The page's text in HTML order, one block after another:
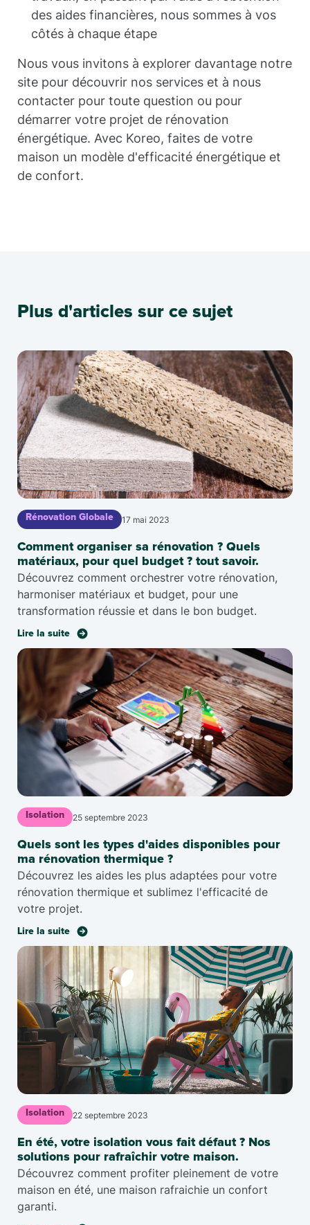
des aides financières, nous sommes à vos
côtés à chaque étape
Nous vous invitons à explorer davantage notre
site pour découvrir nos services et à nous
contacter pour toute question ou pour
démarrer votre projet de rénovation
énergétique. Avec Koreo, faites de votre
maison un modèle d'efficacité énergétique et
de confort.
Plus d'articles sur ce sujet
Rénovation Globale 17 mai 2023
Comment organiser sa rénovation ? Quels
matériaux, pour quel budget ? tout savoir.
Découvrez comment orchestrer votre rénovation,
harmoniser matériaux et budget, pour une
transformation réussie et dans le bon budget.
Lire la suite
Isolation 25 septembre 2023
Quels sont les types d'aides disponibles pour
ma rénovation thermique ?
Découvrez les aides les plus adaptées pour votre
rénovation thermique et sublimez l'efficacité de
votre projet.
Lire la suite
Isolation 22 septembre 2023
En été, votre isolation vous fait défaut ? Nos
solutions pour rafraîchir votre maison.
Découvrez comment profiter pleinement de votre
maison en été, une maison rafraichie un confort
garanti.